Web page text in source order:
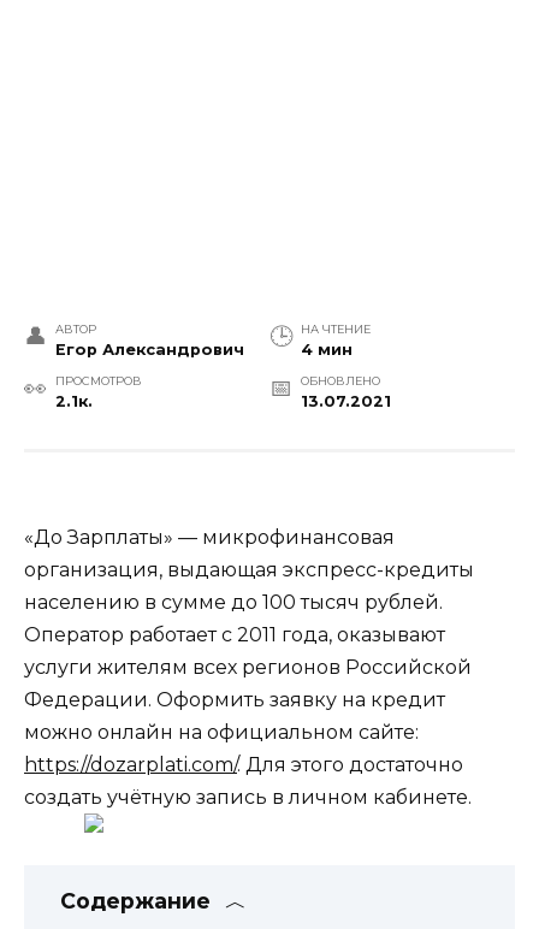
АВТОР
Егор Александрович
НА ЧТЕНИЕ
4 мин
ПРОСМОТРОВ
2.1к.
ОБНОВЛЕНО
13.07.2021
«До Зарплаты» — микрофинансовая
организация, выдающая экспресс-кредиты
населению в сумме до 100 тысяч рублей.
Оператор работает с 2011 года, оказывают
услуги жителям всех регионов Российской
Федерации. Оформить заявку на кредит
можно онлайн на официальном сайте:
https://dozarplati.com/. Для этого достаточно
создать учётную запись в личном кабинете.
Содержание